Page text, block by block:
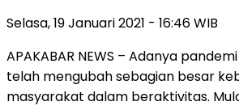
Selasa, 19 Januari 2021 - 16:46 WIB
APAKABAR NEWS – Adanya
telah mengubah sebagian besar
masyarakat dalam beraktivitas.